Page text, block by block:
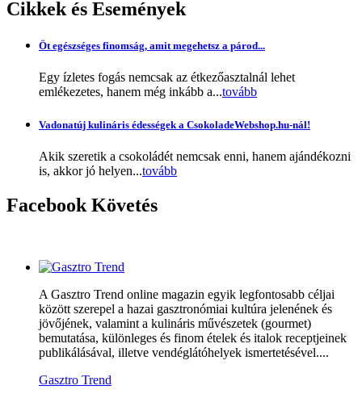
Cikkek és Események
Öt egészséges finomság, amit megehetsz a párod...
Egy ízletes fogás nemcsak az étkezőasztalnál lehet
emlékezetes, hanem még inkább a...tovább
Vadonatúj kulináris édességek a CsokoladeWebshop.hu-nál!
Akik szeretik a csokoládét nemcsak enni, hanem ajándékozni
is, akkor jó helyen...tovább
Facebook Követés
A Gasztro Trend online magazin egyik legfontosabb céljai
között szerepel a hazai gasztronómiai kultúra jelenének és
jövőjének, valamint a kulináris művészetek (gourmet)
bemutatása, különleges és finom ételek és italok receptjeinek
publikálásával, illetve vendéglátóhelyek ismertetésével....
Gasztro Trend